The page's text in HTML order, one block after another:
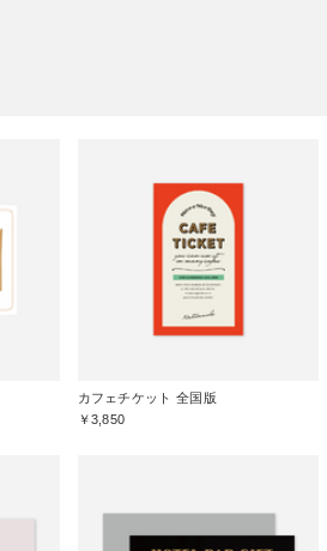
カフェチケット 全国版
￥3,850